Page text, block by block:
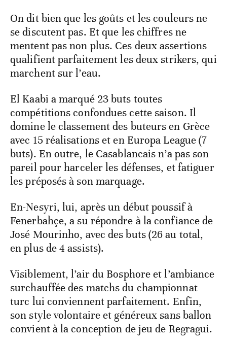
On dit bien que les goûts et les couleurs ne
se discutent pas. Et que les chiffres ne
mentent pas non plus. Ces deux assertions
qualifient parfaitement les deux strikers, qui
marchent sur l’eau.
El Kaabi a marqué 23 buts toutes
compétitions confondues cette saison. Il
domine le classement des buteurs en Grèce
avec 15 réalisations et en Europa League (7
buts). En outre, le Casablancais n’a pas son
pareil pour harceler les défenses, et fatiguer
les préposés à son marquage.
En-Nesyri, lui, après un début poussif à
Fenerbahçe, a su répondre à la confiance de
José Mourinho, avec des buts (26 au total,
en plus de 4 assists).
Visiblement, l’air du Bosphore et l’ambiance
surchauffée des matchs du championnat
turc lui conviennent parfaitement. Enfin,
son style volontaire et généreux sans ballon
convient à la conception de jeu de Regragui.